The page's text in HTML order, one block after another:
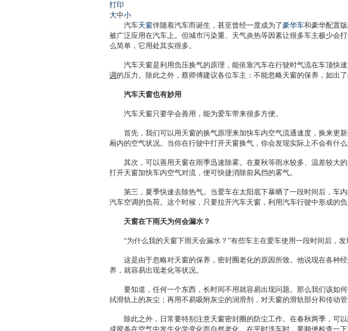
打印
大中小
汽车天窗伴随着汽车而诞生，甚至曾经一度成为了豪华车和豪华配置
被广泛应用在汽车上。但城市污染重、天气炎热等因素让很多车主极少会
么简单，它用处其实很多。
汽车天窗是利用负压换气的原理，能依靠汽车在行驶时气流在车顶快
调的压力。除此之外，蔡师傅建议各位车主：不能忽略天窗的保养，如出
汽车天窗也有妙用
汽车天窗只要学会善用，能为爱车带来很多方便。
首先，我们可以用 天窗的换气原理来加快车内空气流通速度，换来更
厢内的空气状况。当你在行驶中打开天窗换气，你会发现实际上不会有什
其次，可以善用 天窗在雨季迅速除雾。在夏秋等雨水较多、温差较大
打开天窗加快车内空气对流，便可快捷消除前风挡的雾气。
第三，夏季快速去除热气。当爱车在太阳底下暴晒了一段时间后，车
汽车空调的负荷。这个时候，只要拉开汽车天窗 ，利用汽车行驶中形成的
天窗在下雨天为何会漏水？
“为什么我的天窗下雨天会漏水？”有些车主在爱车使用一段时间后，发
这是由于忽略对天窗的保养，密封圈老化的原因所致。他说现在各种
养，就容易出现老化等状况。
要知道，任何一个东西，长时间不用就容易出现问题。那么我们该如何
拭滑轨上的灰尘；再用不易吸附灰尘的润滑剂，对天窗的滑轨部分和传动管
除此之外，日常要特别注意天窗密封圈的防尘工作。在春秋两季，可
成胶条在空气中发生化学变化而自然老化。在平时洗车时，要顺便检查一下